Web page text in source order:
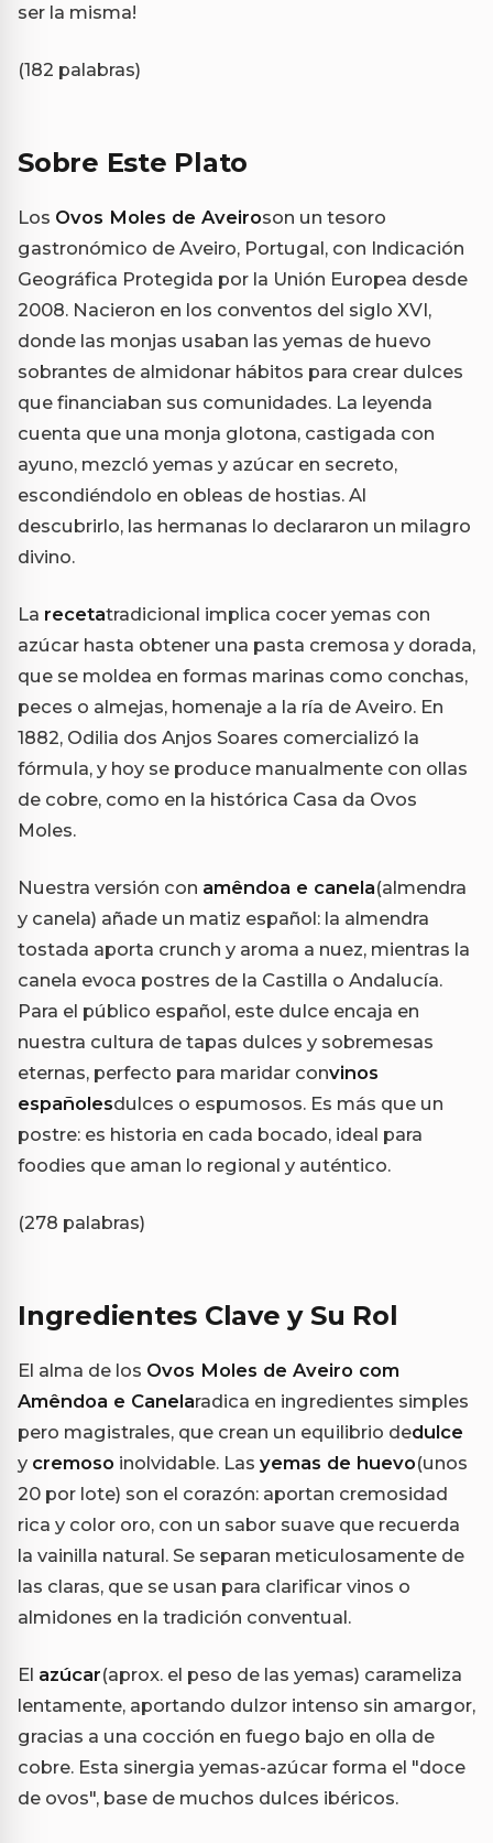
ser la misma!
(182 palabras)
Sobre Este Plato
Los Ovos Moles de Aveiroson un tesoro
gastronómico de Aveiro, Portugal, con Indicación
Geográfica Protegida por la Unión Europea desde
2008. Nacieron en los conventos del siglo XVI,
donde las monjas usaban las yemas de huevo
sobrantes de almidonar hábitos para crear dulces
que financiaban sus comunidades. La leyenda
cuenta que una monja glotona, castigada con
ayuno, mezcló yemas y azúcar en secreto,
escondiéndolo en obleas de hostias. Al
descubrirlo, las hermanas lo declararon un milagro
divino.
La recetatradicional implica cocer yemas con
azúcar hasta obtener una pasta cremosa y dorada,
que se moldea en formas marinas como conchas,
peces o almejas, homenaje a la ría de Aveiro. En
1882, Odilia dos Anjos Soares comercializó la
fórmula, y hoy se produce manualmente con ollas
de cobre, como en la histórica Casa da Ovos
Moles.
Nuestra versión con amêndoa e canela(almendra
y canela) añade un matiz español: la almendra
tostada aporta crunch y aroma a nuez, mientras la
canela evoca postres de la Castilla o Andalucía.
Para el público español, este dulce encaja en
nuestra cultura de tapas dulces y sobremesas
eternas, perfecto para maridar convinos
españolesdulces o espumosos. Es más que un
postre: es historia en cada bocado, ideal para
foodies que aman lo regional y auténtico.
(278 palabras)
Ingredientes Clave y Su Rol
El alma de los Ovos Moles de Aveiro com
Amêndoa e Canelaradica en ingredientes simples
pero magistrales, que crean un equilibrio dedulce
y cremoso inolvidable. Las yemas de huevo(unos
20 por lote) son el corazón: aportan cremosidad
rica y color oro, con un sabor suave que recuerda
la vainilla natural. Se separan meticulosamente de
las claras, que se usan para clarificar vinos o
almidones en la tradición conventual.
El azúcar(aprox. el peso de las yemas) carameliza
lentamente, aportando dulzor intenso sin amargor,
gracias a una cocción en fuego bajo en olla de
cobre. Esta sinergia yemas-azúcar forma el "doce
de ovos", base de muchos dulces ibéricos.